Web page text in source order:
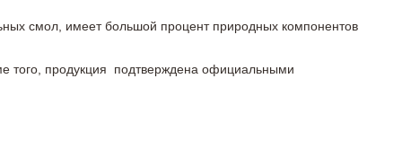
смол, имеет большой процент природных компонентов
того, продукция подтверждена официальными